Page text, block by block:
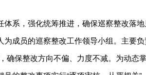
体系，强化统筹推进，确保巡察整改落
为成员的巡察整改工作领导小组。主要
确保整改方向不偏、力度不减。为动